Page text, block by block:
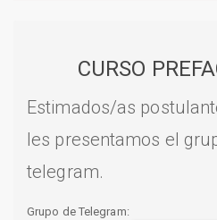
CURSO
Estimados/as
les presentamos el
telegram.
Grupo de Telegram: